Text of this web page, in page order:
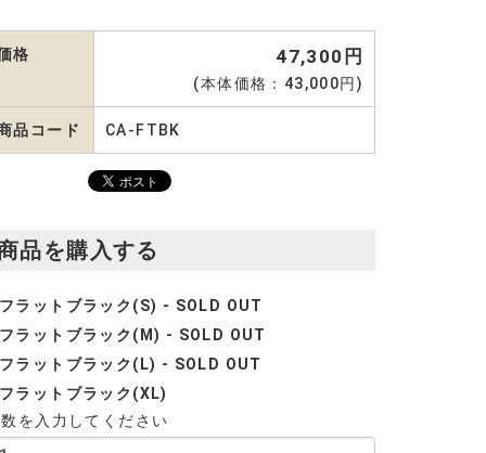
格 47,300円
(本体価格：43,000円)
品コード CA-FTBK
品を購入する
フラットブラック(S) - SOLD OUT
フラットブラック(M) - SOLD OUT
フラットブラック(L) - SOLD OUT
フラットブラック(XL)
を入力してください